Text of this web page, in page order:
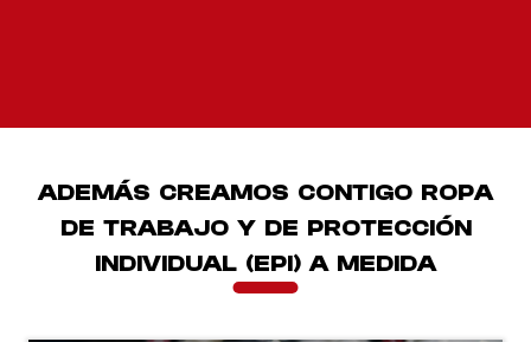
ADEMÁS CREAMOS CONTIGO ROPA
DE TRABAJO Y DE PROTECCIÓN
INDIVIDUAL (EPI) A MEDIDA